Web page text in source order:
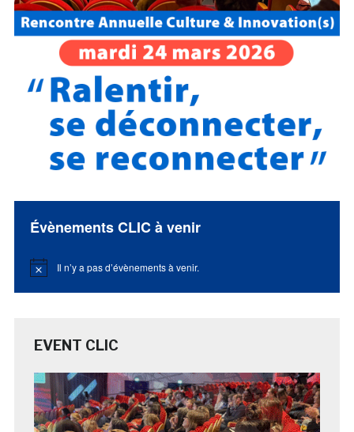
Évènements CLIC à venir
Notice Il n’y a pas d’évènements à venir.
EVENT CLIC